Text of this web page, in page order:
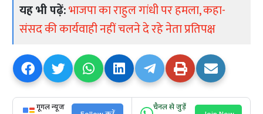
यह भी पढ़ें:भाजपा का राहुल गांधी पर हमला, कहा-
संसद की कार्यवाही नहीं चलने दे रहे नेता प्रतिपक्ष
गूगल न्यूज
चैनल से जुड़ें